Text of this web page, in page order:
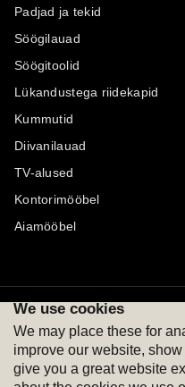
Padjad ja tekid
Söögilauad
Söögitoolid
Lükandustega riidekapid
Kummutid
Diivanilauad
TV-alused
Kontorimööbel
Aiamööbel
Maksevõimalused
We use cookies
We may place these for
improve our website,
give you a great website